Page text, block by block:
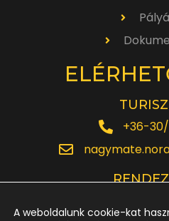
+36-
A weboldalunk cookie-kat